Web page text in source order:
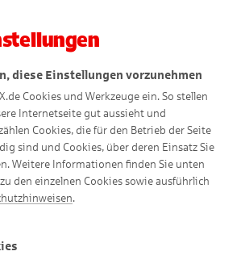
Memo-Fans
diese Einstellungen vorzunehmen
Cookies und Werkzeuge ein. So stellen
Internetseite gut aussieht und
Cookies, die für den Betrieb der Seite
sind und Cookies, über deren Einsatz Sie
Weitere Informationen finden Sie unten
den einzelnen Cookies sowie ausführlich
.